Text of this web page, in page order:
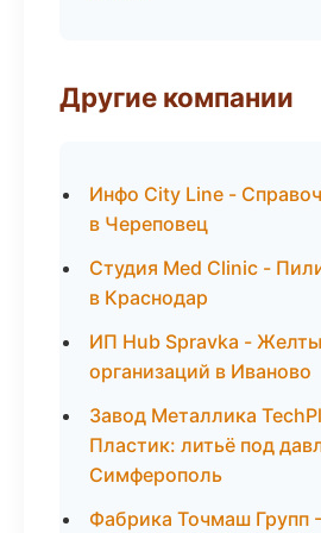
Другие компании
Инфо City Line -
в Череповец
Студия Med Clinic -
в Краснодар
ИП Hub Spravka -
организаций в Иваново
Завод Металлика
Пластик: литьё под
Симферополь
Фабрика Точмаш Групп